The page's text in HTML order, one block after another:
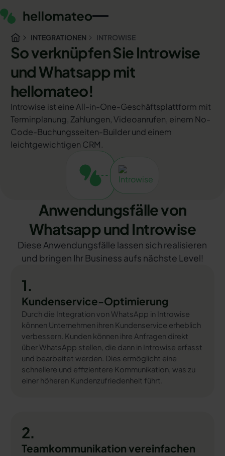
INTEGRATIONEN INTROWISE
So verknüpfen Sie Introwise
und Whatsapp mit
hellomateo!
Introwise ist eine All-in-One-Geschäftsplattform mit
Terminplanung, Zahlungen, Videoanrufen, einem No-
Code-Buchungsseiten-Builder und einem
leichtgewichtigen CRM.
Anwendungsfälle von
Whatsapp und Introwise
Diese Anwendungsfälle lassen sich realisieren
und bringen Ihr Business aufs nächste Level!
1.
Kundenservice-Optimierung
Durch die Integration von WhatsApp in Introwise
können Unternehmen ihren Kundenservice erheblich
verbessern. Kunden können ihre Anfragen direkt
über WhatsApp stellen, die dann in Introwise erfasst
und bearbeitet werden. Dies ermöglicht eine
schnellere und effizientere Kommunikation, was zu
einer höheren Kundenzufriedenheit führt.
2.
Teamkommunikation vereinfachen